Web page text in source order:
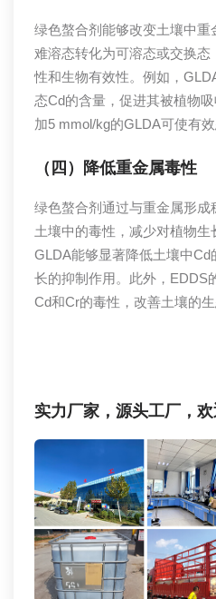
绿色螯合剂能够改变土壤中重
难溶态转化为可溶态或交换态
性和生物有效性。例如，
态Cd的含量，促进其被植物
加5 mmol/kg的GLDA可使有效
（四）降低重金属毒性
绿色螯合剂通过与重金属形成
土壤中的毒性，减少对植物生
GLDA能够显著降低土壤中Cd
长的抑制作用。此外，EDDS
Cd和Cr的毒性，改善土壤的生
实力厂家，源头工厂，